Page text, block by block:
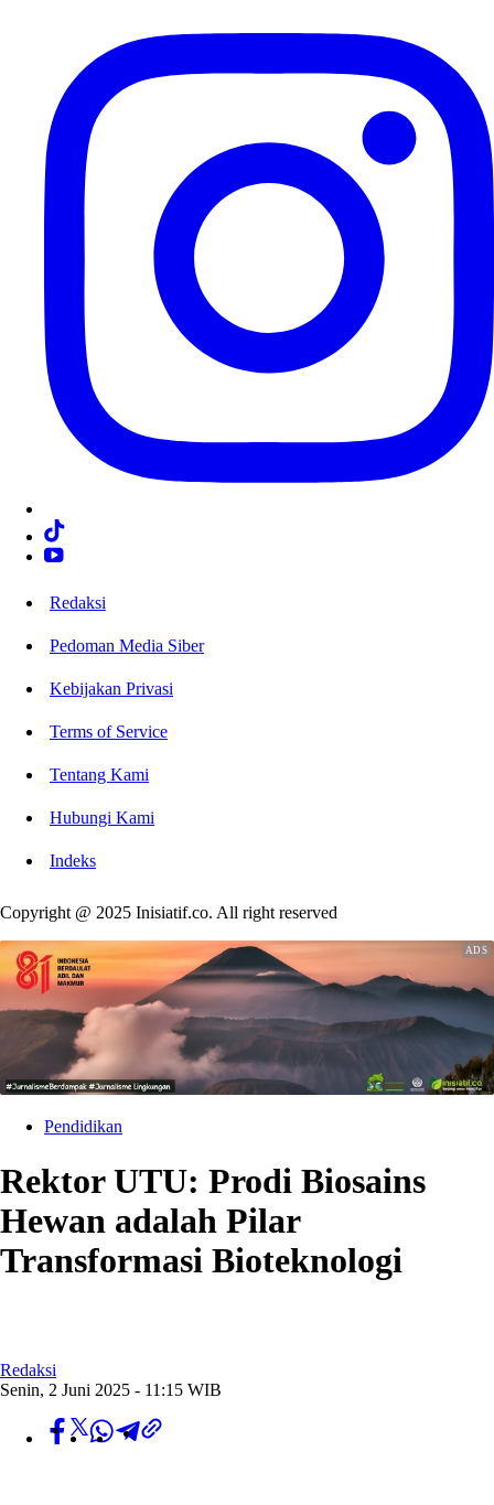
Redaksi
Pedoman Media Siber
Kebijakan Privasi
Terms of Service
Tentang Kami
Hubungi Kami
Indeks
Copyright @ 2025 Inisiatif.co. All right reserved
Pendidikan
Rektor UTU: Prodi Biosains
Hewan adalah Pilar
Transformasi Bioteknologi
Redaksi
Senin, 2 Juni 2025 - 11:15 WIB